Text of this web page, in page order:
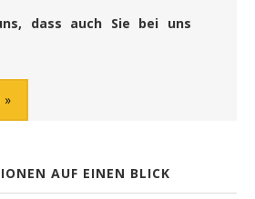
dass auch Sie bei uns
AUF EINEN BLICK